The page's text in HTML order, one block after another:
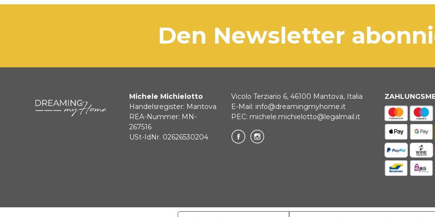
Wenn
die
den Newsletter
Michele Michielotto
Handelsregister: Mantova
REA-Nummer: MN-
267516
USt-IdNr. 02626530204
Vicolo Terziario 6, 46100 Mantova, Italia
E-Mail: info@dreamingmyhome.it
PEC: michele.michielotto@legalmail.it